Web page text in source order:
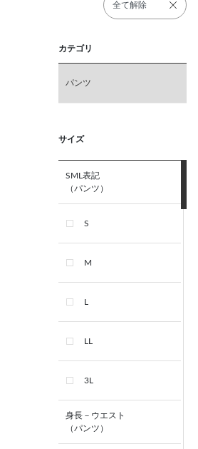
全て解除
カテゴリ
パンツ
サイズ
SML表記
（パンツ）
S
M
L
LL
3L
身長－ウエスト
（パンツ）